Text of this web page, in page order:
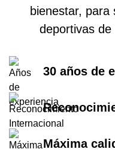
bienestar,
deportivas
30 años de
Máxima